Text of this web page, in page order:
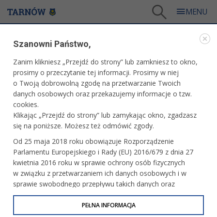
Akcja uratowania sarenki ze studni
WARTO ZOBACZYĆ
AKCJA URATOWANIA SARENKI ZE STUDNI
17 stycznia 2011 r.fot. Paweł Topolski
Dzisiaj, o godz. 10.30 strażacy z JRG II oraz funkcjonariusze
Straży Miejskiej otrzymali zgłoszenie o sarnie która wpadła
do studzienki przy ul. Spadowej w Tarnowie. Po krótkiej
akcji, zdrową, lecz mocno zziębniętą sarnę oswobodzono.
Szanowni Państwo,
Zanim klikniesz „Przejdź do strony” lub zamkniesz to okno,
prosimy o przeczytanie tej informacji. Prosimy w niej
o Twoją dobrowolną zgodę na przetwarzanie Twoich
danych osobowych oraz przekazujemy informacje o tzw.
cookies.
Klikając „Przejdź do strony” lub zamykając okno, zgadzasz
się na poniższe. Możesz też odmówić zgody.
Od 25 maja 2018 roku obowiązuje Rozporządzenie
Parlamentu Europejskiego i Rady (EU) 2016/679 z dnia 27
kwietnia 2016 roku w sprawie ochrony osób fizycznych
w związku z przetwarzaniem ich danych osobowych i w
sprawie swobodnego przepływu takich danych oraz
uchylenia dyrektywy 95/46/WE (określane jako RODO, GDPR
lub Ogólne Rozporządzenie o Ochronie Danych
PEŁNA INFORMACJA